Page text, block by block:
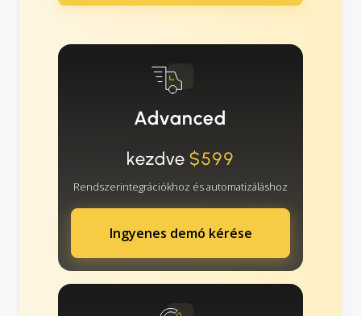
Advanced
kezdve$599
Rendszerintegrációkhoz és automatizáláshoz
Ingyenes demó kérése